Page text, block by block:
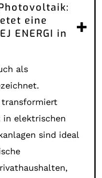
eine
ENERGI in
als
in elektrischen
sind ideal